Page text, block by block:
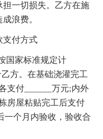
一切损失。乙方在施
浪费。
支付方式
国家标准规定计
方。在基础浇灌完工
支付______万元;内外
房屋粘贴完工后支付
一个月内验收，验收合